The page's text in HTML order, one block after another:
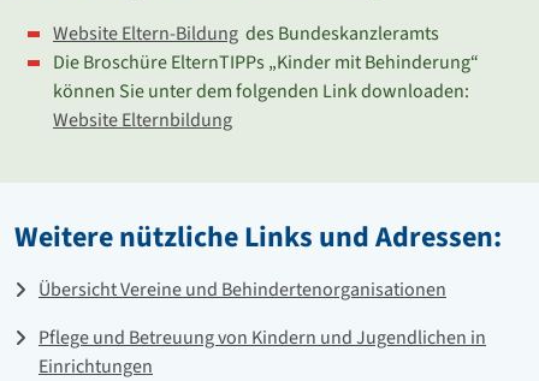
Website Eltern-Bildung des Bundeskanzleramts
Die Broschüre ElternTIPPs „Kinder mit Behinderung“
können Sie unter dem folgenden Link downloaden:
Website Elternbildung
Weitere nützliche Links und Adressen:
Übersicht Vereine und Behindertenorganisationen
Pflege und Betreuung von Kindern und Jugendlichen in
Einrichtungen